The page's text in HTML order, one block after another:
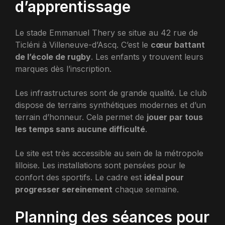
d’apprentissage
Le stade Emmanuel Thery se situe au 42 rue de
Ticléni à Villeneuve-d’Ascq. C’est le cœur battant
de l’école de rugby. Les enfants y trouvent leurs
marques dès l’inscription.
Les infrastructures sont de grande qualité. Le club
dispose de terrains synthétiques modernes et d’un
terrain d’honneur. Cela permet de jouer par tous
les temps sans aucune difficulté.
Le site est très accessible au sein de la métropole
lilloise. Les installations sont pensées pour le
confort des sportifs. Le cadre est idéal pour
progresser sereinement chaque semaine.
Planning des séances pour